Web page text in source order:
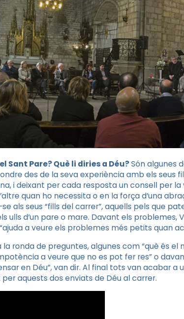
Sant Pare? Què li diries a Déu?Són algunes
des de la seva experiència amb els seus
i deixant per cada resposta un consell per la
quan ho necessita o en la força d’una
als seus “fills del carrer”, aquells pels que
ulls d’un pare o mare. Davant els problemes,
a veure els problemes més petits quan
ronda de preguntes, algunes com “què és el
a veure que no es pot fer res” o
en Déu”, van dir. Al final tots van acabar a
aquests dos enviats de Déu al carrer.